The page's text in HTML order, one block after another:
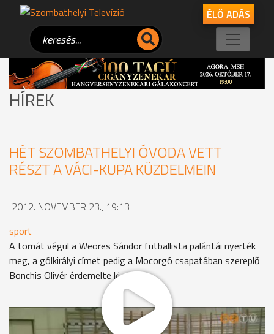
ÉLŐ ADÁS
HÍREK
HÉT SZOMBATHELYI ÓVODA VETT
RÉSZT A VÁCI-KUPA KÜZDELMEIN
2012. NOVEMBER 23., 19:13
sport
A tornát végül a Weöres Sándor futballista palántái nyerték
meg, a gólkirályi címet pedig a Mocorgó csapatában szereplő
Bonchis Olivér érdemelte ki.